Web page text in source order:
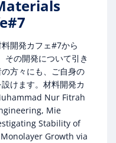
開発カフェ#7から
の開発について引き
方々にも、ご自身の
けます。材料開発カ
Nur Fitrah
Mie
Stability of
Growth via